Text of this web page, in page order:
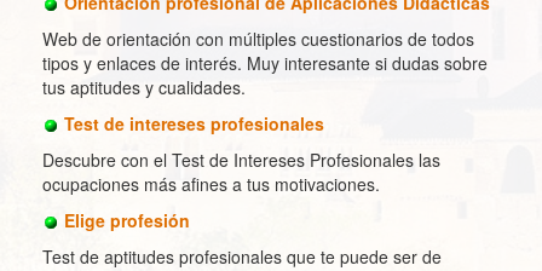
Web de orientación con múltiples cuestionarios de todos
tipos y enlaces de interés. Muy interesante si dudas sobre
tus aptitudes y cualidades.
Test de intereses profesionales
Descubre con el Test de Intereses Profesionales las
ocupaciones más afines a tus motivaciones.
Elige profesión
Test de aptitudes profesionales que te puede ser de